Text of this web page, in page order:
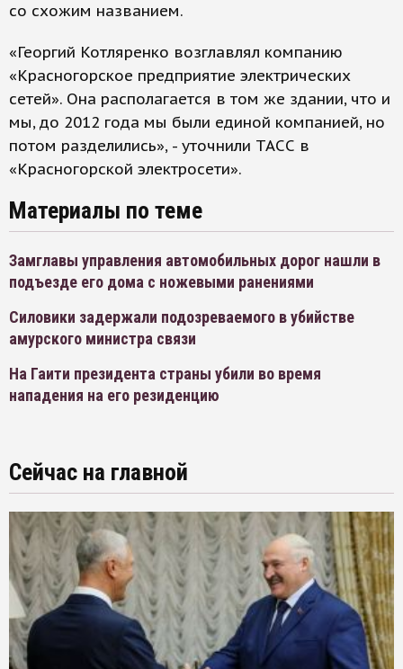
со схожим названием.
«Георгий Котляренко возглавлял компанию
«Красногорское предприятие электрических
сетей». Она располагается в том же здании, что и
мы, до 2012 года мы были единой компанией, но
потом разделились», - уточнили ТАСС в
«Красногорской электросети».
Материалы по теме
Замглавы управления автомобильных дорог нашли в
подъезде его дома с ножевыми ранениями
Силовики задержали подозреваемого в убийстве
амурского министра связи
На Гаити президента страны убили во время
нападения на его резиденцию
Сейчас на главной